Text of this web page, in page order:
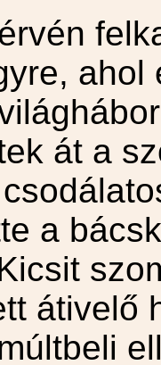
ahol
át a
a
átivelő